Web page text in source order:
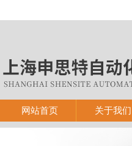
网站首页 关于我们